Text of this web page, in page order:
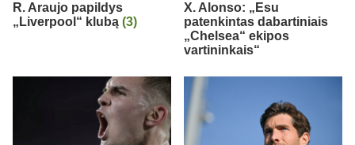
R. Araujo papildys
„Liverpool“ klubą (3)
X. Alonso: „Esu
patenkintas dabartiniais
„Chelsea“ ekipos
vartininkais“